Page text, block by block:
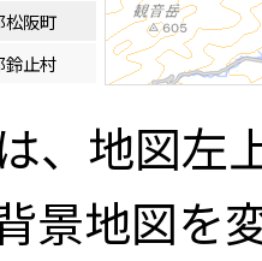
松阪町
鈴止村
、地図左
景地図を